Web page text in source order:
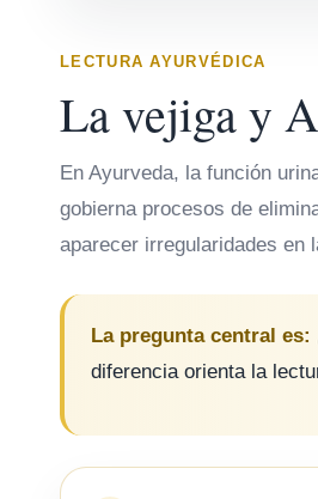
LECTURA AYURVÉDICA
La vejiga y
En Ayurveda, la función
gobierna procesos de
aparecer irregularidades en
La pregunta central es:
diferencia orienta la